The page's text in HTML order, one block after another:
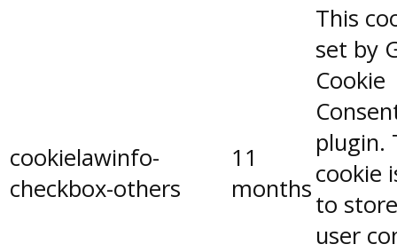
cookielawinfo-
checkbox-others
11
months
This
set by
Cookie
plugin.
cookie
to
user